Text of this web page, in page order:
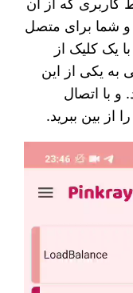
کاربری که از آن
شما برای متصل
یک کلیک از
به یکی از این
با اتصال
بین ببرید.